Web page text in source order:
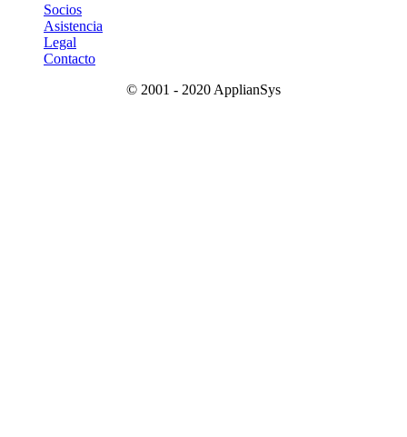
Socios
Asistencia
Legal
Contacto
© 2001 - 2020 ApplianSys